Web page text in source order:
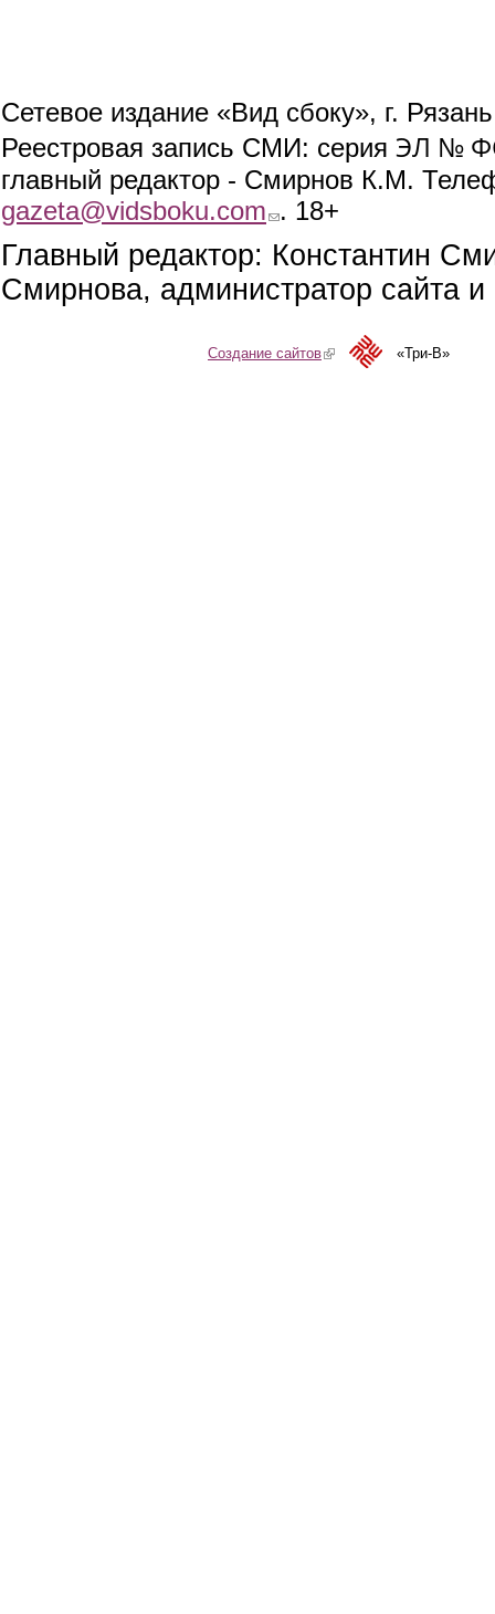
Сетевое издание «Вид сбоку», г.
Реестровая запись СМИ: серия ЭЛ №
главный редактор - Смирнов К.М.
gazeta@vidsboku.com (link sends e-mail)
. 18+
Главный редактор: Константин
Смирнова, администратор сайта
Создание сайтов(link is external)«Три-В»